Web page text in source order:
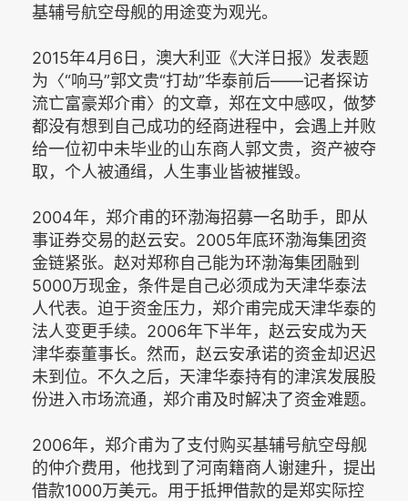
基辅号航空母舰的用途变为观光。
2015年4月6日，澳大利亚《大洋日报》发表题
为〈“响马”郭文贵“打劫”华泰前后——记者探访
流亡富豪郑介甫〉的文章，郑在文中感叹，做梦
都没有想到自己成功的经商进程中，会遇上并败
给一位初中未毕业的山东商人郭文贵，资产被夺
取，个人被通缉，人生事业皆被摧毁。
2004年，郑介甫的环渤海招募一名助手，即从
事证券交易的赵云安。2005年底环渤海集团资
金链紧张。赵对郑称自己能为环渤海集团融到
5000万现金，条件是自己必须成为天津华泰法
人代表。迫于资金压力，郑介甫完成天津华泰的
法人变更手续。2006年下半年，赵云安成为天
津华泰董事长。然而，赵云安承诺的资金却迟迟
未到位。不久之后，天津华泰持有的津滨发展股
份进入市场流通，郑介甫及时解决了资金难题。
2006年，郑介甫为了支付购买基辅号航空母舰
的仲介费用，他找到了河南籍商人谢建升，提出
借款1000万美元。用于抵押借款的是郑实际控